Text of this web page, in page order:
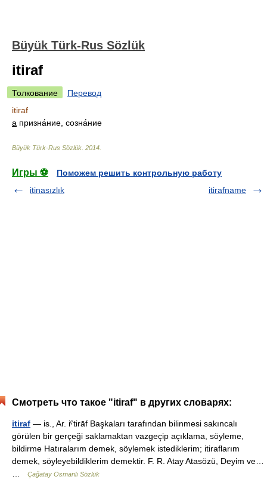
Büyük Türk-Rus Sözlük
itiraf
Толкование
Перевод
itiraf
а призна́ние, созна́ние
Büyük Türk-Rus Sözlük 2014
Игры ⚽
Поможем решить контрольную работу
itinasızlık
itirafname
Смотреть что такое "itiraf" в других словарях:
itiraf — is., Ar. iˁtirāf Başkaları tarafından bilinmesi sakıncalı
görülen bir gerçeği saklamaktan vazgeçip açıklama, söyleme,
bildirme Hatıralarım demek, söylemek istediklerim; itiraflarım
demek, söyleyebildiklerim demektir. F. R. Atay Atasözü, Deyim ve…
Çağatay Osmanlı Sözlük